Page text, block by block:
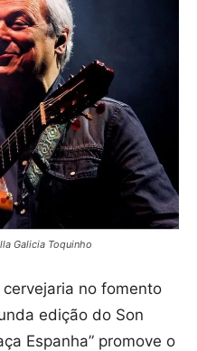
Galicia Toquinho
no fomento
edição do Son
Espanha” promove o